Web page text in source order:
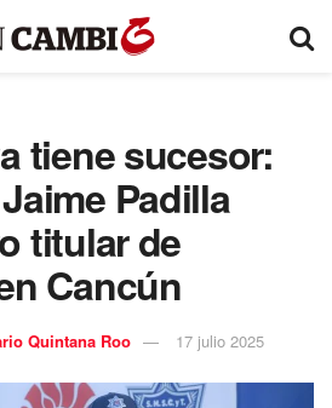
tiene sucesor:
Padilla
titular de
Cancún
Quintana Roo 17 julio 2025